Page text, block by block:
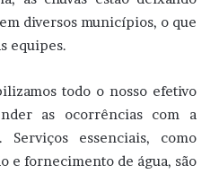
diversos municípios, o que
equipes.
todo o nosso efetivo
as ocorrências com a
Serviços essenciais, como
e fornecimento de água, são